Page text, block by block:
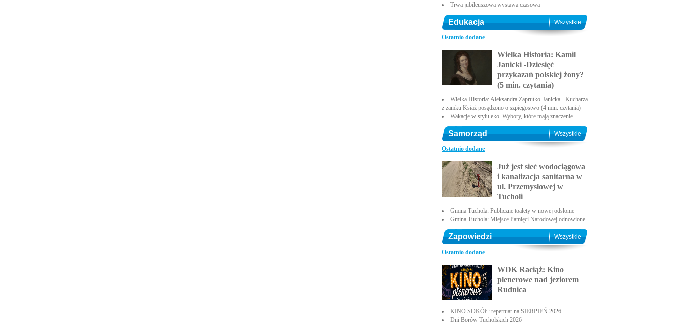
Trwa jubileuszowa wystawa czasowa
Edukacja Wszystkie
Ostatnio dodane
Wielka Historia: Kamil
Janicki -Dziesięć
przykazań polskiej żony?
(5 min. czytania)
Wielka Historia: Aleksandra Zaprutko-Janicka - Kucharza
z zamku Książ posądzono o szpiegostwo (4 min. czytania)
Wakacje w stylu eko. Wybory, które mają znaczenie
Samorząd Wszystkie
Ostatnio dodane
Już jest sieć wodociągowa
i kanalizacja sanitarna w
ul. Przemysłowej w
Tucholi
Gmina Tuchola: Publiczne toalety w nowej odsłonie
Gmina Tuchola: Miejsce Pamięci Narodowej odnowione
Zapowiedzi Wszystkie
Ostatnio dodane
WDK Raciąż: Kino
plenerowe nad jeziorem
Rudnica
KINO SOKÓŁ: repertuar na SIERPIEŃ 2026
Dni Borów Tucholskich 2026